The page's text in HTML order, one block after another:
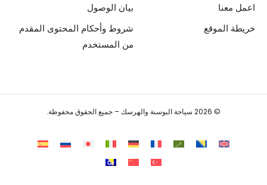
اعمل معنا
خريطة الموقع
بيان الوصول
شروط وأحكام المحتوى المقدم
من المستخدم
© 2026 سياحة البوسنة والهرسك – جميع الحقوق محفوظة.